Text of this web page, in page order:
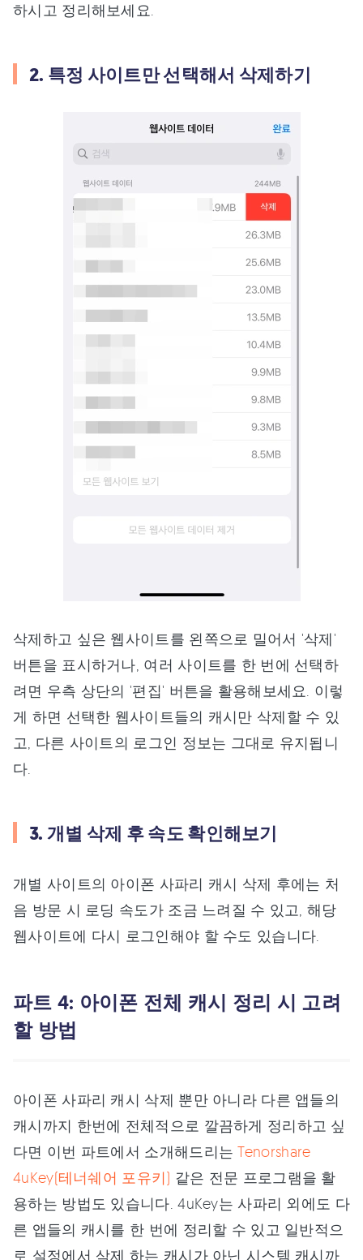
하시고 정리해보세요.
2. 특정 사이트만 선택해서 삭제하기
삭제하고 싶은 웹사이트를 왼쪽으로 밀어서 '삭제'
버튼을 표시하거나, 여러 사이트를 한 번에 선택하
려면 우측 상단의 '편집' 버튼을 활용해보세요. 이렇
게 하면 선택한 웹사이트들의 캐시만 삭제할 수 있
고, 다른 사이트의 로그인 정보는 그대로 유지됩니
다.
3. 개별 삭제 후 속도 확인해보기
개별 사이트의 아이폰 사파리 캐시 삭제 후에는 처
음 방문 시 로딩 속도가 조금 느려질 수 있고, 해당
웹사이트에 다시 로그인해야 할 수도 있습니다.
파트 4: 아이폰 전체 캐시 정리 시 고려
할 방법
아이폰 사파리 캐시 삭제 뿐만 아니라 다른 앱들의
캐시까지 한번에 전체적으로 깔끔하게 정리하고 싶
다면 이번 파트에서 소개해드리는Tenorshare
4uKey(테너쉐어 포유키) 같은 전문 프로그램을 활
용하는 방법도 있습니다. 4uKey는 사파리 외에도 다
른 앱들의 캐시를 한 번에 정리할 수 있고 일반적으
로 설정에서 삭제 하는 캐시가 아닌 시스템 캐시까